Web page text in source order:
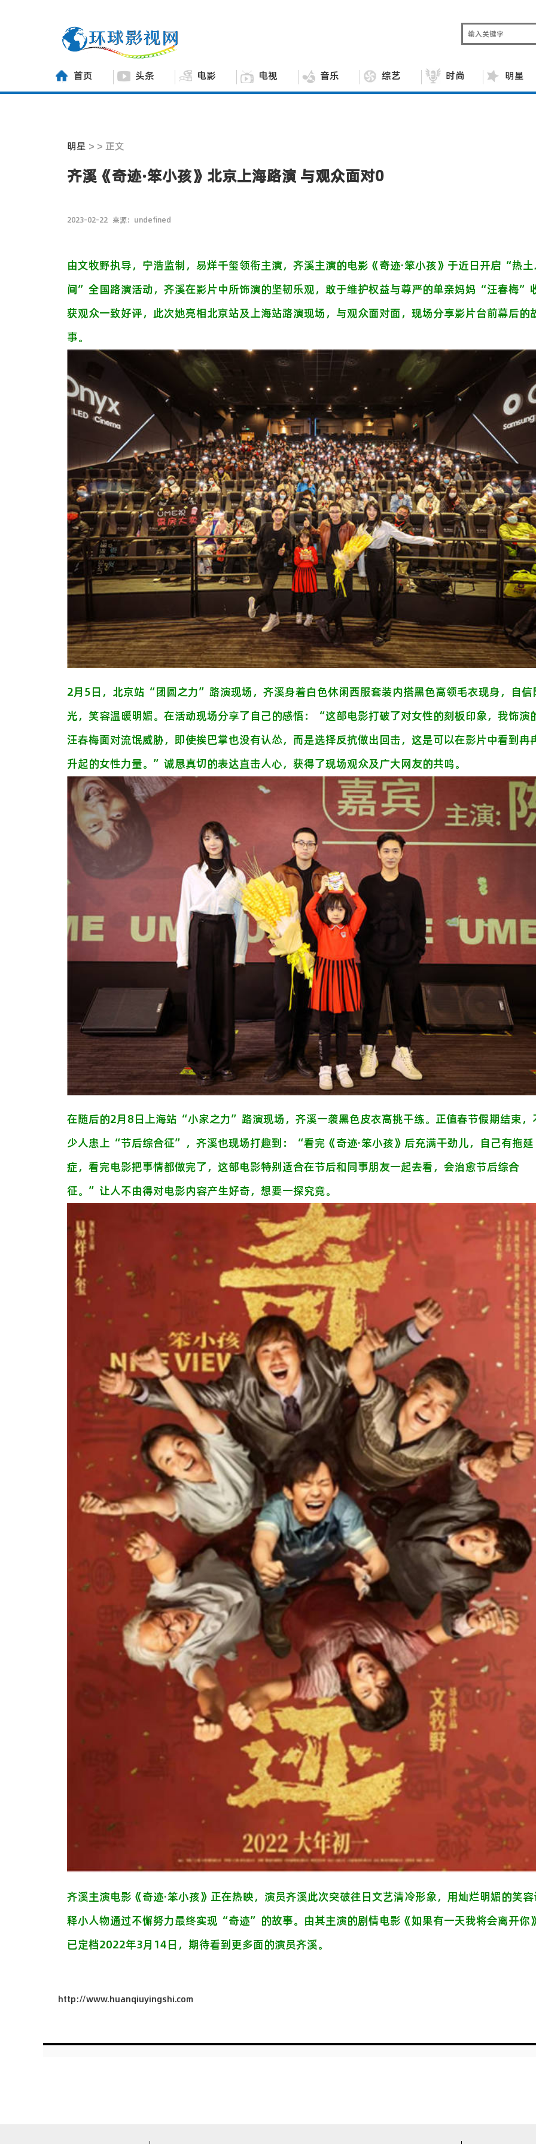
首页 头条 电影 电视 音乐 综艺 时尚 明星
明星 > > 正文
齐溪《奇迹·笨小孩》北京上海路演 与观众面对0
2023-02-22 来源：undefined
由文牧野执导，宁浩监制，易烊千玺领衔主演，齐溪主演的电影《奇迹·笨小孩》于近日开启“热
间”全国路演活动，齐溪在影片中所饰演的坚韧乐观，敢于维护权益与尊严的单亲妈妈“汪春梅”
获观众一致好评，此次她亮相北京站及上海站路演现场，与观众面对面，现场分享影片台前幕后的
事。
2月5日，北京站“团圆之力”路演现场，齐溪身着白色休闲西服套装内搭黑色高领毛衣现身，自信
光，笑容温暖明媚。在活动现场分享了自己的感悟：“这部电影打破了对女性的刻板印象，我饰演
汪春梅面对流氓威胁，即使挨巴掌也没有认怂，而是选择反抗做出回击，这是可以在影片中看到冉
升起的女性力量。”诚恳真切的表达直击人心，获得了现场观众及广大网友的共鸣。
在随后的2月8日上海站“小家之力”路演现场，齐溪一袭黑色皮衣高挑干练。正值春节假期结束，
少人患上“节后综合征”，齐溪也现场打趣到：“看完《奇迹·笨小孩》后充满干劲儿，自己有拖延
症，看完电影把事情都做完了，这部电影特别适合在节后和同事朋友一起去看，会治愈节后综合
征。”让人不由得对电影内容产生好奇，想要一探究竟。
齐溪主演电影《奇迹·笨小孩》正在热映，演员齐溪此次突破往日文艺清冷形象，用灿烂明媚的笑
释小人物通过不懈努力最终实现“奇迹”的故事。由其主演的剧情电影《如果有一天我将会离开你
已定档2022年3月14日，期待看到更多面的演员齐溪。
http://www.huanqiuyingshi.com